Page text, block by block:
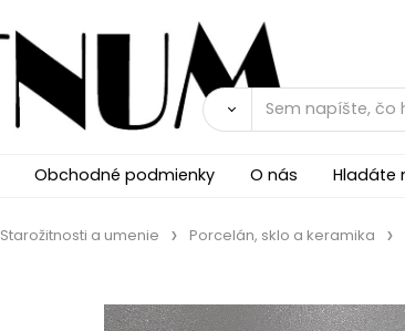
Obchodné podmienky O nás Hladáte
Starožitnosti a umenie Porcelán, sklo a keramika